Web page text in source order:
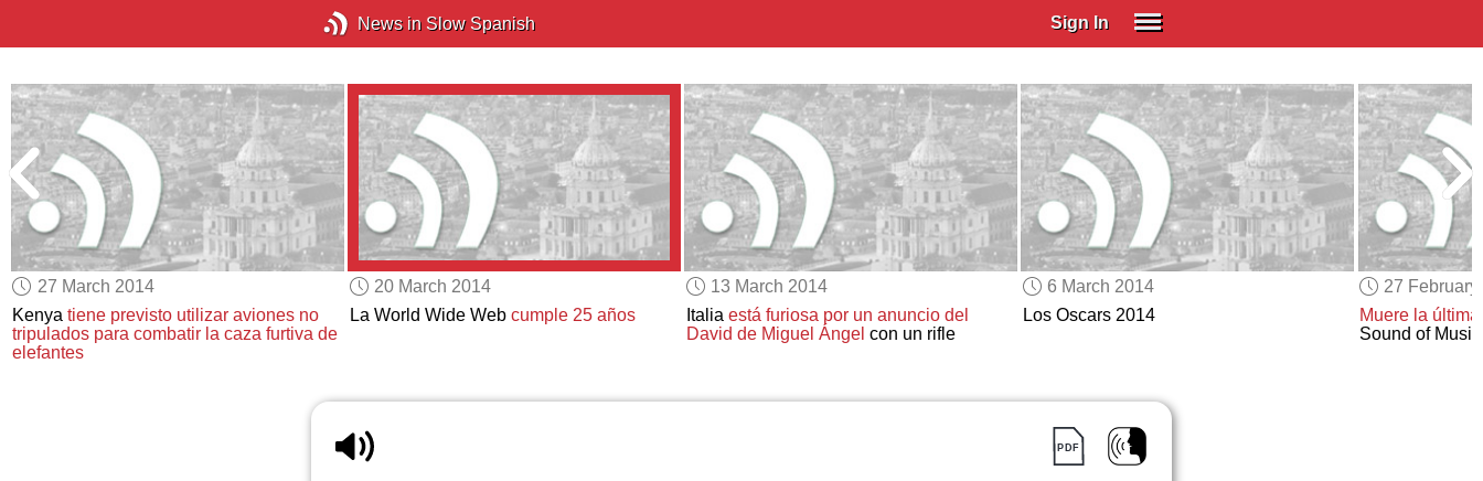
News in Slow Spanish Sign In
Spanish (Spain)
Spanish (Latino)
SUBSCRIBE
EDUCATIONAL LICENSES
GIFT CARDS
OTHER LANGUAGES
27 March 2014
Kenyatiene previsto utilizar aviones no
tripulados para combatir la caza furtiva de
elefantes
20 March 2014
La World Wide Web cumple 25 años
13 March 2014
Italia está furiosa por un anuncio del
David de Miguel Ángel con un rifle
6 March 2014
Los Oscars 2014
27
Muere la
Sound of